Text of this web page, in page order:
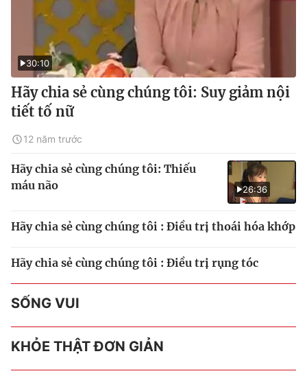
30:10
Hãy chia sẻ cùng chúng tôi: Suy giảm nội
tiết tố nữ
12 năm trước
26:36
Hãy chia sẻ cùng chúng tôi: Thiếu
máu não
Hãy chia sẻ cùng chúng tôi : Điều trị thoái hóa khớp
Hãy chia sẻ cùng chúng tôi : Điều trị rụng tóc
SỐNG VUI
KHỎE THẬT ĐƠN GIẢN